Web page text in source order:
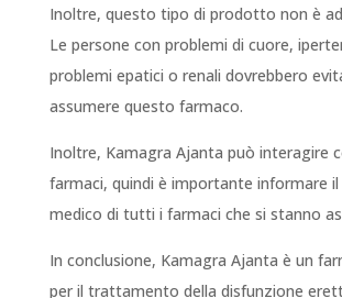
Inoltre, questo tipo di prodotto non è
Le persone con problemi di cuore,
problemi epatici o renali dovrebbero
assumere questo farmaco.
Inoltre, Kamagra Ajanta può interagire
farmaci, quindi è importante informare
medico di tutti i farmaci che si stanno
In conclusione, Kamagra Ajanta è un
per il trattamento della disfunzione